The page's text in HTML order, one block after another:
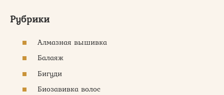
Рубрики
Алмазная вышивка
Балаяж
Бигуди
Биозавивка волос